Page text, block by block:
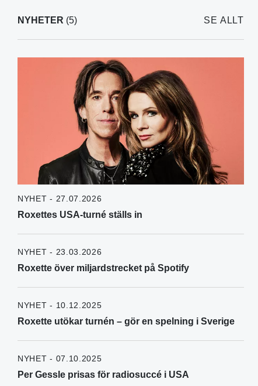
NYHETER (5) SE ALLT
NYHET - 27.07.2026
Roxettes USA-turné ställs in
NYHET - 23.03.2026
Roxette över miljardstrecket på Spotify
NYHET - 10.12.2025
Roxette utökar turnén – gör en spelning i Sverige
NYHET - 07.10.2025
Per Gessle prisas för radiosuccé i USA